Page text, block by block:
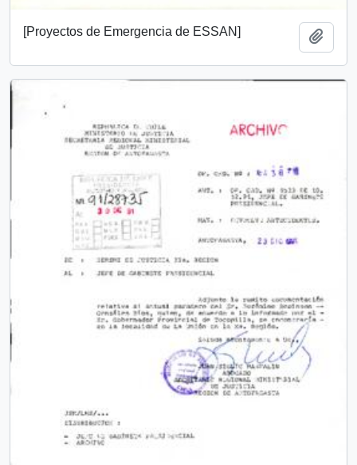
[Proyectos de Emergencia de ESSAN]